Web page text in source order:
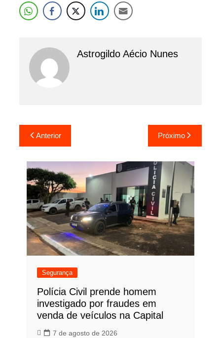
Astrogildo Aécio Nunes
Navegação
de
Post
Anterior Próximo
Segurança
Polícia Civil prende homem
investigado por fraudes em
venda de veículos na Capital
7 de agosto de 2026